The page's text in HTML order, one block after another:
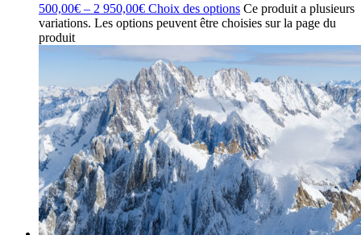
500,00€ – 2 950,00€ Choix des options Ce produit a plusieurs
variations. Les options peuvent être choisies sur la page du
produit